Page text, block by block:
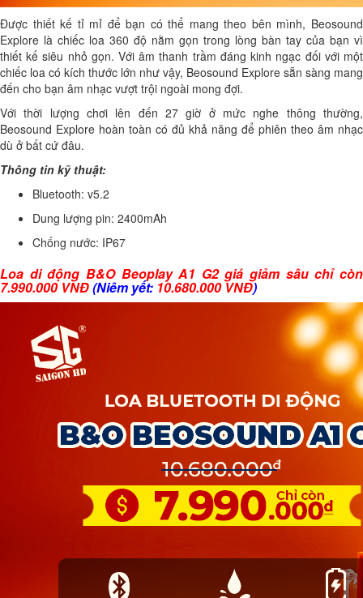
Được thiết kế tỉ mỉ để bạn có thể mang theo bên mình, Beosound
Explore là chiếc loa 360 độ nằm gọn trong lòng bàn tay của bạn vì
thiết kế siêu nhỏ gọn. Với âm thanh trầm đáng kinh ngạc đối với một
chiếc loa có kích thước lớn như vậy, Beosound Explore sẵn sàng mang
đến cho bạn âm nhạc vượt trội ngoài mong đợi.
Với thời lượng chơi lên đến 27 giờ ở mức nghe thông thường,
Beosound Explore hoàn toàn có đủ khả năng để phiên theo âm nhạc
dù ở bất cứ đâu.
Thông tin kỹ thuật:
Bluetooth: v5.2
Dung lượng pin: 2400mAh
Chống nước: IP67
Loa di động B&O Beoplay A1 G2 giá giảm sâu chỉ còn
7.990.000 VNĐ(Niêm yết: 10.680.000 VNĐ)